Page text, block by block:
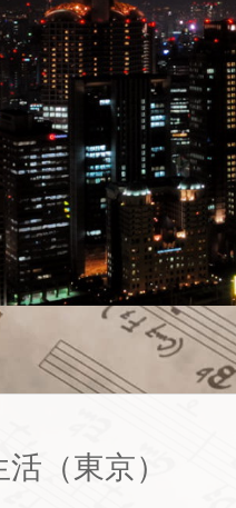
（東京）